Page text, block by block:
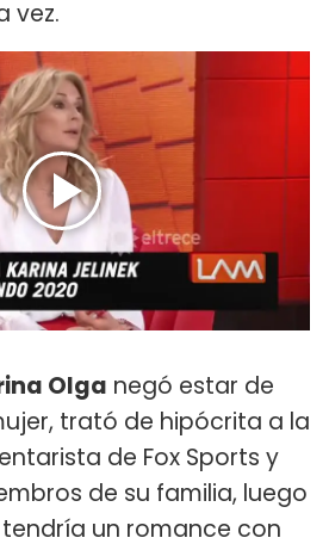
vez.
Olga negó estar de
trató de hipócrita a la
de Fox Sports y
de su familia, luego
un romance con